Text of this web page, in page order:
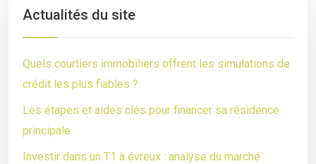
Actualités du site
Quels courtiers immobiliers offrent les simulations de
crédit les plus fiables ?
Les étapes et aides clés pour financer sa résidence
principale
Investir dans un T1 à évreux : analyse du marché